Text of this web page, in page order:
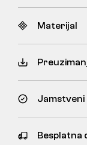
Materijal
Jamstveni
Besplatna